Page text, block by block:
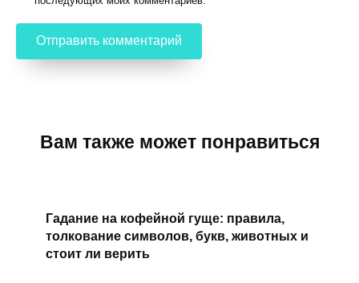
Вам также может понравиться
Гадание на кофейной гуще: правила,
толкование символов, букв, животных и
стоит ли верить